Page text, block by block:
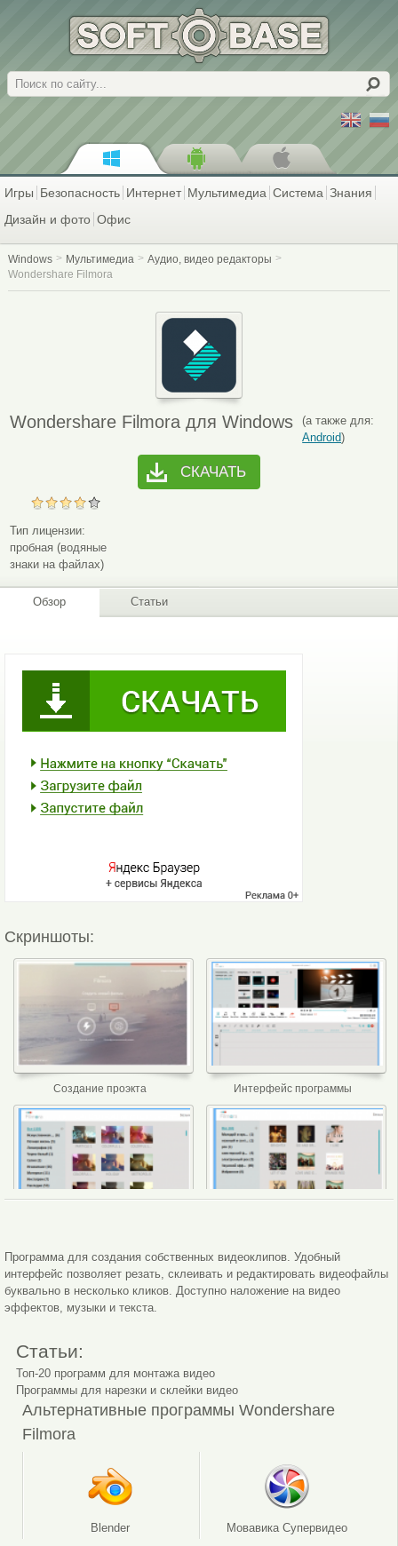
Поиск
Игры Безопасность Интернет Мультимедиа Система Знания
Дизайн и фото Офис
Windows Мультимедиа
Аудио, видео редакторы
Wondershare Filmora
Wondershare Filmora для Windows
(а также для:
Android)
СКАЧАТЬ
Тип лицензии:
пробная (водяные
знаки на файлах)
Обзор Статьи
Скриншоты:
Создание проэкта Интерфейс программы
Программа для создания собственных видеоклипов. Удобный
интерфейс позволяет резать, склеивать и редактировать видеофайлы
буквально в несколько кликов. Доступно наложение на видео
эффектов, музыки и текста.
Статьи:
Топ-20 программ для монтажа видео
Программы для нарезки и склейки видео
Альтернативные программы Wondershare
Filmora
Blender Мовавика Супервидео